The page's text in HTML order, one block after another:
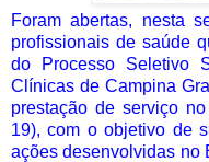
Foram abertas, nesta
profissionais de saúde
do Processo Seletivo
Clínicas de Campina
prestação de serviço
19), com o objetivo de
ações desenvolvidas no